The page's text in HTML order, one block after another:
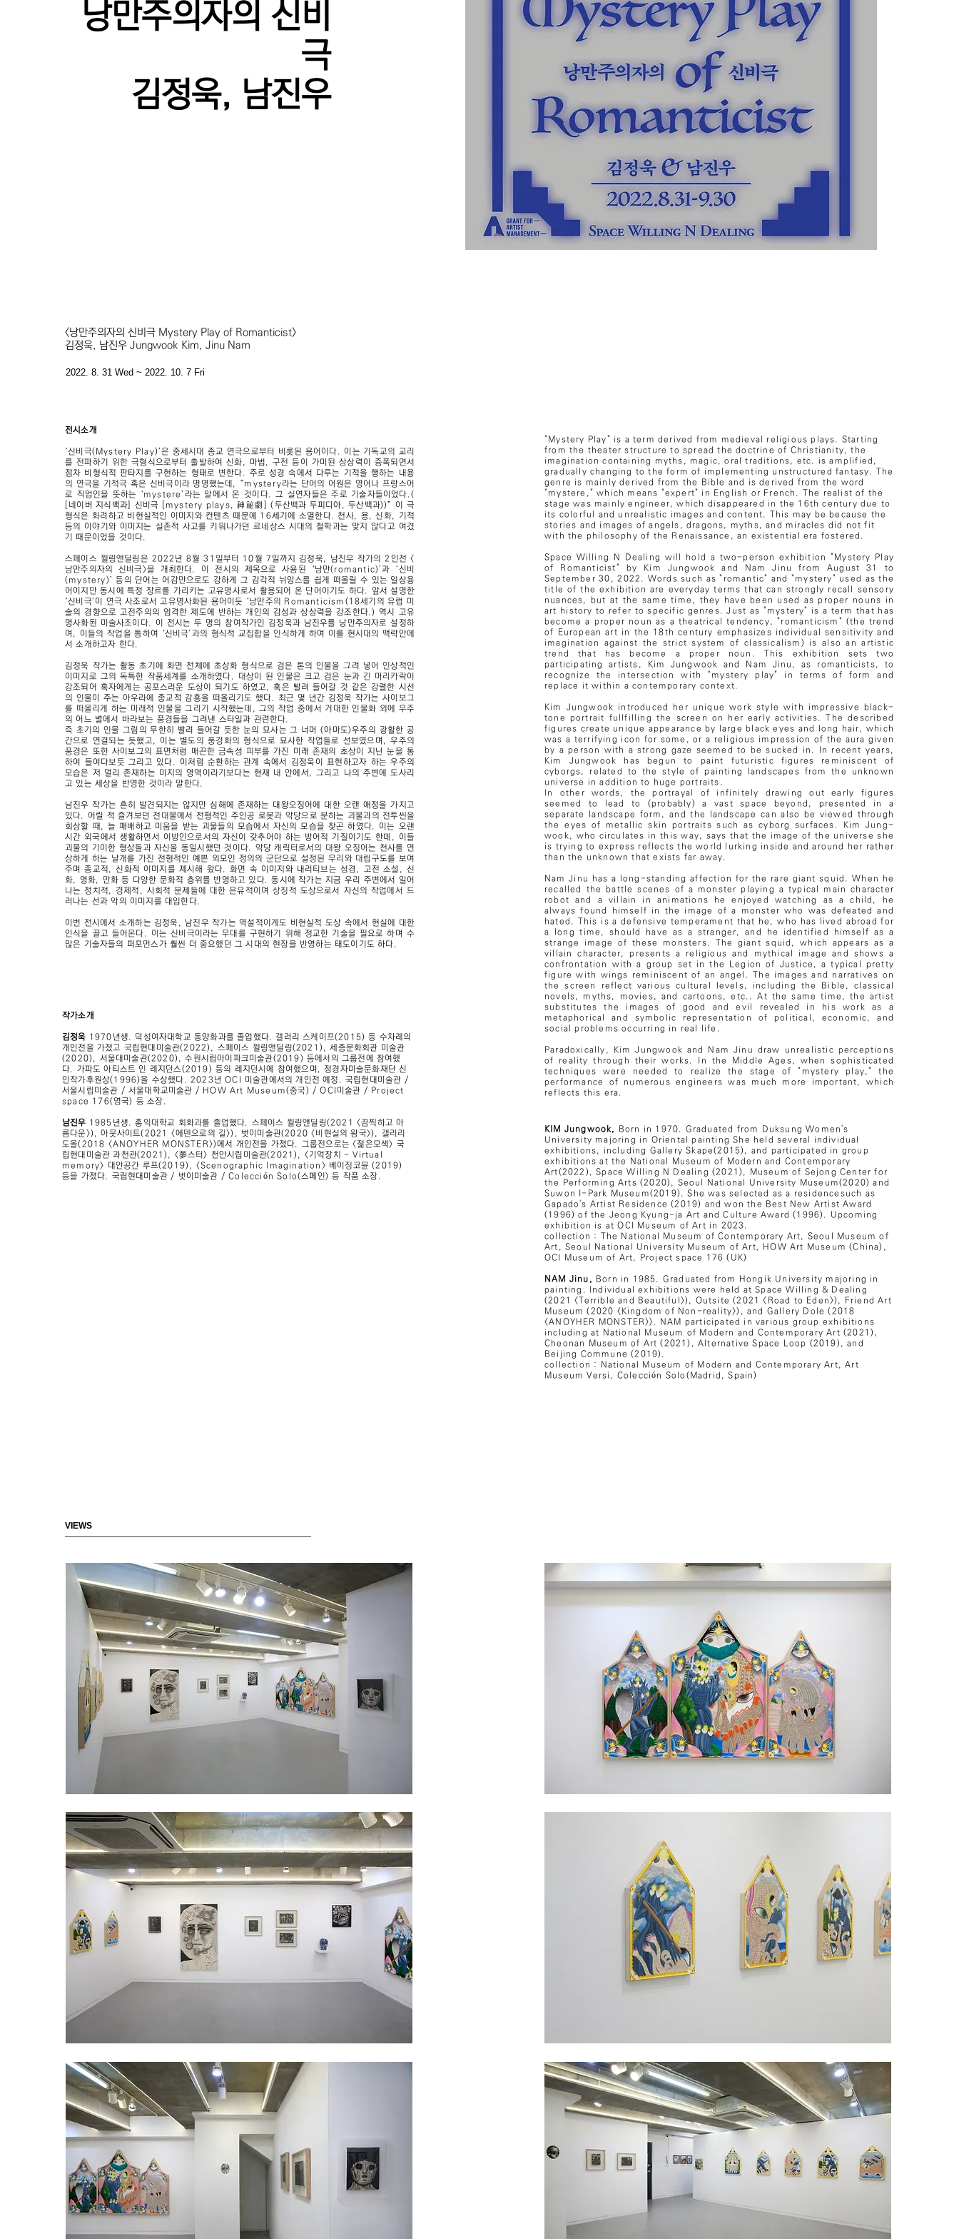
낭만주의자의 신비
극
김정욱, 남진우
<낭만주의자의 신비극 Mystery Play of Romanticist>
김정욱, 남진우 Jungwook Kim, Jinu Nam
2022. 8. 31 Wed ~ 2022. 10. 7 Fri
전시소개
‘신비극(Mystery Play)’은 중세시대 종교 연극으로부터 비롯된 용어이다. 이는 기독교의 교리
를 전파하기 위한 극형식으로부터 출발하여 신화, 마법, 구전 등이 가미된 상상력이 증폭되면서
점차 비형식적 판타지를 구현하는 형태로 변한다. 주로 성경 속에서 다루는 기적을 행하는 내용
의 연극을 기적극 혹은 신비극이라 명명했는데, “mystery라는 단어의 어원은 영어나 프랑스어
로 직업인을 뜻하는 ‘mystere’라는 말에서 온 것이다. 그 실연자들은 주로 기술자들이었다.(
[네이버 지식백과] 신비극 [mystery plays, 神秘劇] (두산백과 두피디아, 두산백과))” 이 극
형식은 화려하고 비현실적인 이미지와 컨텐츠 때문에 16세기에 소멸한다. 천사, 용, 신화, 기적
등의 이야기와 이미지는 실존적 사고를 키워나가던 르네상스 시대의 철학과는 맞지 않다고 여겼
기 때문이었을 것이다.
스페이스 윌링앤딜링은 2022년 8월 31일부터 10월 7일까지 김정욱, 남진우 작가의 2인전 <
낭만주의자의 신비극>을 개최한다. 이 전시의 제목으로 사용된 ‘낭만(romantic)’과 ‘신비
(mystery)’ 등의 단어는 어감만으로도 강하게 그 감각적 뉘앙스를 쉽게 떠올릴 수 있는 일상용
어이지만 동시에 특정 장르를 가리키는 고유명사로서 활용되어 온 단어이기도 하다. 앞서 설명한
‘신비극’이 연극 사조로서 고유명사화된 용어이듯 ‘낭만주의 Romanticism(18세기의 유럽 미
술의 경향으로 고전주의의 엄격한 제도에 반하는 개인의 감성과 상상력을 강조한다.) 역시 고유
명사화된 미술사조이다. 이 전시는 두 명의 참여작가인 김정욱과 남진우를 낭만주의자로 설정하
며, 이들의 작업을 통하여 ‘신비극’과의 형식적 교집합을 인식하게 하여 이를 현시대의 맥락안에
서 소개하고자 한다.
김정욱 작가는 활동 초기에 화면 전체에 초상화 형식으로 검은 톤의 인물을 그려 넣어 인상적인
이미지로 그의 독특한 작품세계를 소개하였다. 대상이 된 인물은 크고 검은 눈과 긴 머리카락이
강조되어 혹자에게는 공포스러운 도상이 되기도 하였고, 혹은 빨려 들어갈 것 같은 강렬한 시선
의 인물이 주는 아우라에 종교적 감흥을 떠올리기도 했다. 최근 몇 년간 김정욱 작가는 사이보그
를 떠올리게 하는 미래적 인물을 그리기 시작했는데, 그의 작업 중에서 거대한 인물화 외에 우주
의 어느 별에서 바라보는 풍경들을 그려낸 스타일과 관련한다.
즉 초기의 인물 그림의 무한히 빨려 들어갈 듯한 눈의 묘사는 그 너머 (아마도)우주의 광활한 공
간으로 연결되는 듯했고, 이는 별도의 풍경화의 형식으로 묘사한 작업들로 선보였으며, 우주의
풍경은 또한 사이보그의 표면처럼 매끈한 금속성 피부를 가진 미래 존재의 초상이 지닌 눈을 통
하여 들여다보듯 그리고 있다. 이처럼 순환하는 관계 속에서 김정욱이 표현하고자 하는 우주의
모습은 저 멀리 존재하는 미지의 영역이라기보다는 현재 내 안에서, 그리고 나의 주변에 도사리
고 있는 세상을 반영한 것이라 말한다.
남진우 작가는 흔히 발견되지는 않지만 심해에 존재하는 대왕오징어에 대한 오랜 애정을 가지고
있다. 어릴 적 즐겨보던 전대물에서 전형적인 주인공 로봇과 악당으로 분하는 괴물과의 전투씬을
회상할 때, 늘 패배하고 미움을 받는 괴물들의 모습에서 자신의 모습을 찾곤 하였다. 이는 오랜
시간 외국에서 생활하면서 이방인으로서의 자신이 갖추어야 하는 방어적 기질이기도 한데, 이들
괴물의 기이한 형상들과 자신을 동일시했던 것이다. 악당 캐릭터로서의 대왕 오징어는 천사를 연
상하게 하는 날개를 가진 전형적인 예쁜 외모인 정의의 군단으로 설정된 무리와 대립구도를 보여
주며 종교적, 신화적 이미지를 제시해 왔다. 화면 속 이미지와 내러티브는 성경, 고전 소설, 신
화, 영화, 만화 등 다양한 문화적 층위를 반영하고 있다. 동시에 작가는 지금 우리 주변에서 일어
나는 정치적, 경제적, 사회적 문제들에 대한 은유적이며 상징적 도상으로서 자신의 작업에서 드
러나는 선과 악의 이미지를 대입한다.
이번 전시에서 소개하는 김정욱, 남진우 작가는 역설적이게도 비현실적 도상 속에서 현실에 대한
인식을 끌고 들어온다. 이는 신비극이라는 무대를 구현하기 위해 정교한 기술을 필요로 하며 수
많은 기술자들의 퍼포먼스가 훨씬 더 중요했던 그 시대의 현장을 반영하는 태도이기도 하다.
작가소개
김정욱 1970년생. 덕성여자대학교 동양화과를 졸업했다. 갤러리 스케이프(2015) 등 수차례의
개인전을 가졌고 국립현대미술관(2022), 스페이스 윌링앤딜링(2021), 세종문화회관 미술관
(2020), 서울대미술관(2020), 수원시립아이파크미술관(2019) 등에서의 그룹전에 참여했
다. 가파도 아티스트 인 레지던스(2019) 등의 레지던시에 참여했으며, 정경자미술문화재단 신
인작가후원상(1996)을 수상했다. 2023년 OCI 미술관에서의 개인전 예정. 국립현대미술관 /
서울시립미술관 / 서울대학교미술관 / HOW Art Museum(중국) / OCI미술관 / Project
space 176(영국) 등 소장.
남진우 1985년생. 홍익대학교 회화과를 졸업했다. 스페이스 윌링앤딜링(2021 <끔찍하고 아
름다운>), 아웃사이트(2021 <에덴으로의 길>), 벗이미술관(2020 <비현실의 왕국>), 갤러리
도올(2018 <ANOYHER MONSTER>)에서 개인전을 가졌다. 그룹전으로는 <젊은모색> 국
립현대미술관 과천관(2021), <夢스터> 천안시립미술관(2021), <기억장치 - Virtual
memory> 대안공간 루프(2019), <Scenographic Imagination> 베이징코뮨 (2019)
등을 가졌다. 국립현대미술관 / 벗이미술관 / Colección Solo(스페인) 등 작품 소장.
"Mystery Play" is a term derived from medieval religious plays. Starting
from the theater structure to spread the doctrine of Christianity, the
imagination containing myths, magic, oral traditions, etc. is amplified,
gradually changing to the form of implementing unstructured fantasy. The
genre is mainly derived from the Bible and is derived from the word
"mystere," which means "expert" in English or French. The realist of the
stage was mainly engineer, which disappeared in the 16th century due to
its colorful and unrealistic images and content. This may be because the
stories and images of angels, dragons, myths, and miracles did not fit
with the philosophy of the Renaissance, an existential era fostered.
Space Willing N Dealing will hold a two-person exhibition "Mystery Play
of Romanticist" by Kim Jungwook and Nam Jinu from August 31 to
September 30, 2022. Words such as "romantic" and "mystery" used as the
title of the exhibition are everyday terms that can strongly recall sensory
nuances, but at the same time, they have been used as proper nouns in
art history to refer to specific genres. Just as "mystery" is a term that has
become a proper noun as a theatrical tendency, "romanticism" (the trend
of European art in the 18th century emphasizes individual sensitivity and
imagination against the strict system of classicalism) is also an artistic
trend that has become a proper noun. This exhibition sets two
participating artists, Kim Jungwook and Nam Jinu, as romanticists, to
recognize the intersection with "mystery play" in terms of form and
replace it within a contemporary context.
Kim Jungwook introduced her unique work style with impressive black-
tone portrait fullfilling the screen on her early activities. The described
figures create unique appearance by large black eyes and long hair, which
was a terrifying icon for some, or a religious impression of the aura given
by a person with a strong gaze seemed to be sucked in. In recent years,
Kim Jungwook has begun to paint futuristic figures reminiscent of
cyborgs, related to the style of painting landscapes from the unknown
universe in addition to huge portraits.
In other words, the portrayal of infinitely drawing out early figures
seemed to lead to (probably) a vast space beyond, presented in a
separate landscape form, and the landscape can also be viewed through
the eyes of metallic skin portraits such as cyborg surfaces. Kim Jung-
wook, who circulates in this way, says that the image of the universe she
is trying to express reflects the world lurking inside and around her rather
than the unknown that exists far away.
Nam Jinu has a long-standing affection for the rare giant squid. When he
recalled the battle scenes of a monster playing a typical main character
robot and a villain in animations he enjoyed watching as a child, he
always found himself in the image of a monster who was defeated and
hated. This is a defensive temperament that he, who has lived abroad for
a long time, should have as a stranger, and he identified himself as a
strange image of these monsters. The giant squid, which appears as a
villain character, presents a religious and mythical image and shows a
confrontation with a group set in the Legion of Justice, a typical pretty
figure with wings reminiscent of an angel. The images and narratives on
the screen reflect various cultural levels, including the Bible, classical
novels, myths, movies, and cartoons, etc.. At the same time, the artist
substitutes the images of good and evil revealed in his work as a
metaphorical and symbolic representation of political, economic, and
social problems occurring in real life.
Paradoxically, Kim Jungwook and Nam Jinu draw unrealistic perceptions
of reality through their works. In the Middle Ages, when sophisticated
techniques were needed to realize the stage of "mystery play," the
performance of numerous engineers was much more important, which
reflects this era.
KIM Jungwook, Born in 1970. Graduated from Duksung Women's
University majoring in Oriental painting She held several individual
exhibitions, including Gallery Skape(2015), and participated in group
exhibitions at the National Museum of Modern and Contemporary
Art(2022), Space Willing N Dealing (2021), Museum of Sejong Center for
the Performing Arts (2020), Seoul National University Museum(2020) and
Suwon I-Park Museum(2019). She was selected as a residencesuch as
Gapado's Artist Residence (2019) and won the Best New Artist Award
(1996) of the Jeong Kyung-ja Art and Culture Award (1996). Upcoming
exhibition is at OCI Museum of Art in 2023.
collection : The National Museum of Contemporary Art, Seoul Museum of
Art, Seoul National University Museum of Art, HOW Art Museum (China),
OCI Museum of Art, Project space 176 (UK)
NAM Jinu, Born in 1985. Graduated from Hongik University majoring in
painting. Individual exhibitions were held at Space Willing & Dealing
(2021 <Terrible and Beautiful>), Outsite (2021 <Road to Eden>), Friend Art
Museum (2020 <Kingdom of Non-reality>), and Gallery Dole (2018
<ANOYHER MONSTER>). NAM participated in various group exhibitions
including at National Museum of Modern and Contemporary Art (2021),
Cheonan Museum of Art (2021), Alternative Space Loop (2019), and
Beijing Commune (2019).
collection : National Museum of Modern and Contemporary Art, Art
Museum Versi, Colección Solo(Madrid, Spain)
VIEWS